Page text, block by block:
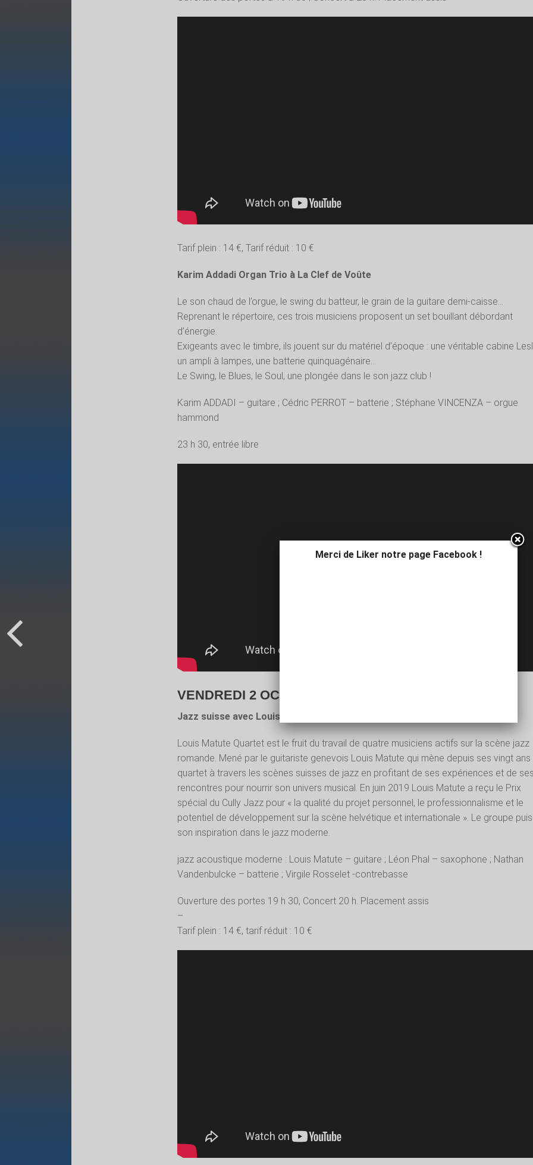
Tarif plein : 14 €, Tarif réduit : 10 €
Karim Addadi Organ Trio à La Clef de Voûte
Le son chaud de l’orgue, le swing du batteur, le grain de la guitare demi-caisse…
Reprenant le répertoire, ces trois musiciens proposent un set bouillant débordant
d’énergie.
Exigeants avec le timbre, ils jouent sur du matériel d’époque : une véritable cabine
un ampli à lampes, une batterie quinquagénaire…
Le Swing, le Blues, le Soul, une plongée dans le son jazz club !
Karim ADDADI – guitare ; Cédric PERROT – batterie ; Stéphane VINCENZA – orgue
hammond
23 h 30, entrée libre
VENDREDI 2 OCTOBRE
Jazz suisse avec Louis Matute Quartet au Hot Club de Lyon
Louis Matute Quartet est le fruit du travail de quatre musiciens actifs sur la scène jazz
romande. Mené par le guitariste genevois Louis Matute qui mène depuis ses vingt ans
quartet à travers les scènes suisses de jazz en profitant de ses expériences et de ses
rencontres pour nourrir son univers musical. En juin 2019 Louis Matute a reçu le Prix
spécial du Cully Jazz pour « la qualité du projet personnel, le professionnalisme et le
potentiel de développement sur la scène helvétique et internationale ». Le groupe
son inspiration dans le jazz moderne.
jazz acoustique moderne : Louis Matute – guitare ; Léon Phal – saxophone ; Nathan
Vandenbulcke – batterie ; Virgile Rosselet -contrebasse
Ouverture des portes 19 h 30, Concert 20 h. Placement assis
–
Tarif plein : 14 €, tarif réduit : 10 €
Merci de Liker notre page Facebook !